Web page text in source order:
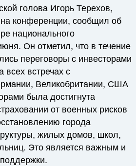
голова Игорь Терехов,
конференции, сообщил об
национального
Он отметил, что в течение
переговоры с инвесторами
всех встречах с
Великобритании, США
была достигнута
от военных рисков
города
жилых домов, школ,
Это является важным и